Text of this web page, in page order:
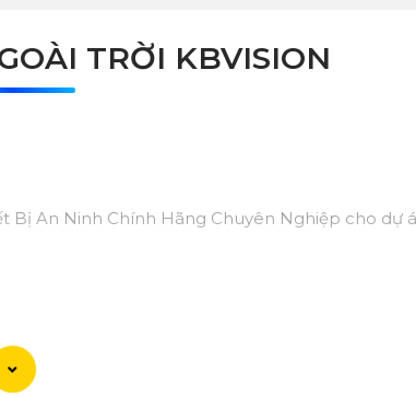
TRỜI KBVISION
Bị An Ninh Chính Hãng Chuyên Nghiệp cho dự